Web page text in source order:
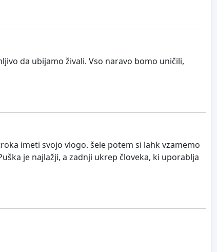
da ubijamo živali. Vso naravo bomo uničili,
imeti svojo vlogo. šele potem si lahk vzamemo
je najlažji, a zadnji ukrep človeka, ki uporablja